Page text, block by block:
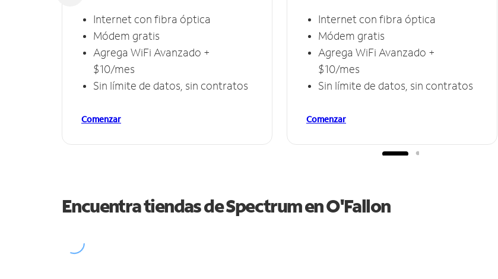
Internet con fibra óptica
Módem gratis
Agrega WiFi Avanzado +
$10/mes
Sin límite de datos, sin contratos
Comenzar
Internet con fibra óptica
Módem gratis
Agrega WiFi Avanzado +
$10/mes
Sin límite de datos, sin contratos
Comenzar
Encuentra tiendas de Spectrum enO'Fallon